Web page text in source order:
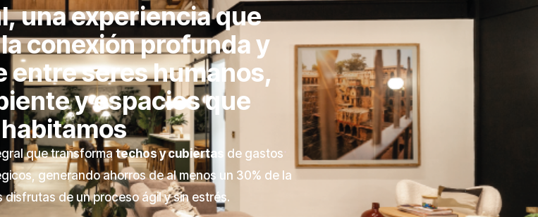
una experiencia que
conexión profunda y
entre seres humanos,
y espacios que
habitamos
que transformatechos y cubiertas
de gastos
generando ahorros de al menos un 30% de la
disfrutas de un proceso ágil y sin estrés.